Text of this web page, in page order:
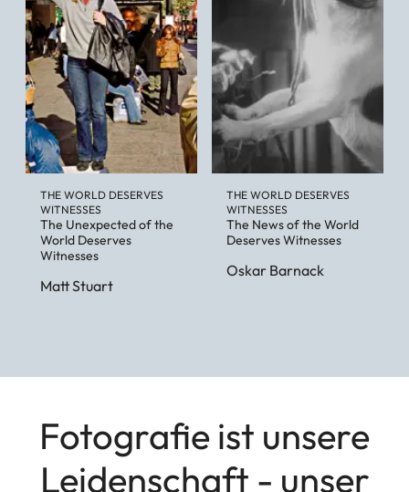
THE WORLD DESERVES
WITNESSES
The Unexpected of the
World Deserves
Witnesses
Matt Stuart
THE WORLD DESERVES
WITNESSES
The News of the World
Deserves Witnesses
Oskar Barnack
Fotografie ist unsere
Leidenschaft - unser